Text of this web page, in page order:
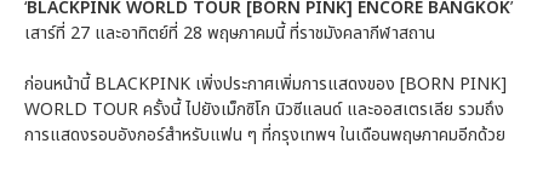
‘BLACKPINK WORLD TOUR [BORN PINK] ENCORE BANGKOK’
เสาร์ที่ 27 และอาทิตย์ที่ 28 พฤษภาคมนี้ ที่ราชมังคลากีฬาสถาน
ก่อนหน้านี้ BLACKPINK เพิ่งประกาศเพิ่มการแสดงของ [BORN PINK]
WORLD TOUR ครั้งนี้ ไปยังเม็กซิโก นิวซีแลนด์ และออสเตรเลีย รวมถึง
การแสดงรอบอังกอร์สำหรับแฟน ๆ ที่กรุงเทพฯ ในเดือนพฤษภาคมอีกด้วย